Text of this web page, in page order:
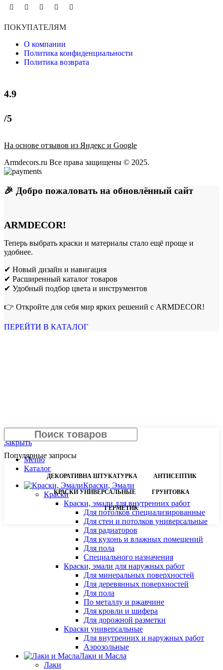
ПОКУПАТЕЛЯМ
О компании
Политика конфиденциальности
Политика возврата
4.9
/5
На основе отзывов из Яндекс и Google
Armdecors.ru Все права защищены © 2025. ​
🎉 Добро пожаловать на обновлённый сайт
ARMDECOR!
Теперь выбрать краски и материалы стало ещё проще и
удобнее.
✔ Новый дизайн и навигация
✔ Расширенный каталог товаров
✔ Удобный подбор цвета и инструментов
👉 Откройте для себя мир ярких решений с ARMDECOR!
ПЕРЕЙТИ В КАТАЛОГ
Популярные запросы
ДЕКОРАТИВНА ШТУКАТУРКА АНТИСЕПТИК
КРАСКИ УНИВЕРСАЛЬНЫЕ ГРУНТОВКА
ГЕРМЕТИК
Поиск
Закрыть
Меню
Каталог
Краски, Эмали
Краски
Краски, эмали для внутренних работ
Для потолков специализированные
Для стен и потолков универсальные
Для радиаторов
Для кухонь и влажных помещений
Для пола
Специального назначения
Краски, эмали для наружных работ
Для минеральных поверхностей
Для деревянных поверхностей
Для пола
По металлу и ржавчине
Для кровли и шифера
Для дорожной разметки
Краски универсальные
Для внутренних и наружных работ
Аэрозольные
Лаки и Масла
Лаки